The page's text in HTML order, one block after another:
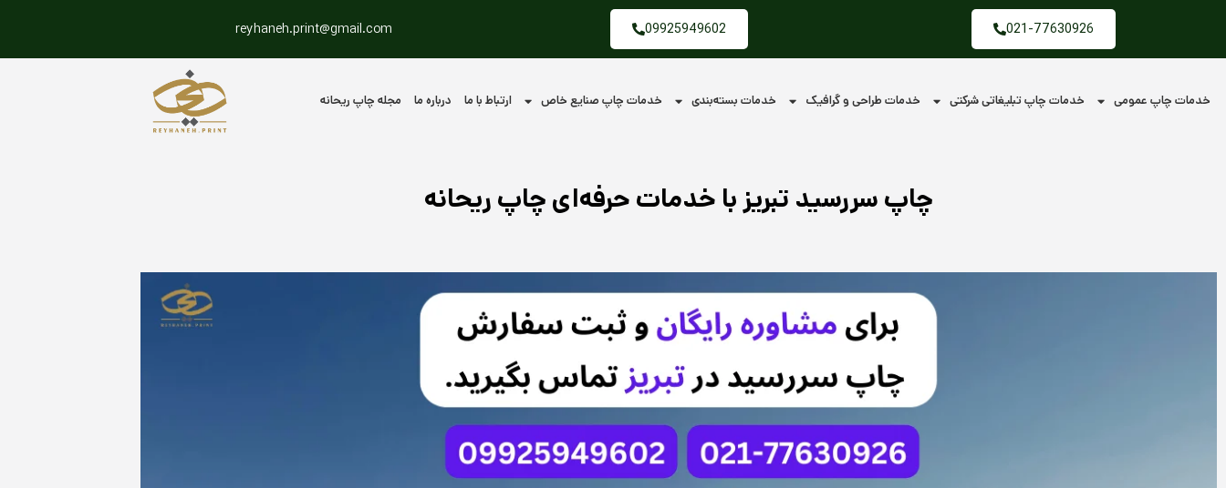
محتوا
021-77630926
09925949602
reyhaneh.print@gmail.com
خدمات چاپ عمومی خدمات چاپ تبلیغاتی شرکتی خدمات طراحی و گرافیک خدمات بسته‌بندی خدمات چاپ صنایع خاص ارتباط با ما درباره ما مجله چاپ ریحانه
چاپ سررسید تبریز با خدمات حرفه‌ای چاپ ریحانه